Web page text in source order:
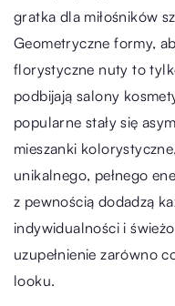
gratka dla miłośników
Geometryczne formy,
florystyczne nuty to
podbijają salony
popularne stały się
mieszanki
unikalnego, pełnego
z pewnością dodadzą
indywidualności i
uzupełnienie zarówno
looku.